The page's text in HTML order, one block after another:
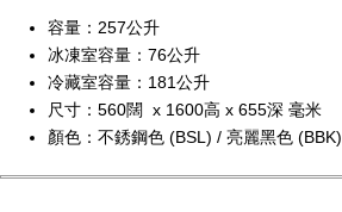
容量：257公升
冰凍室容量：76公升
冷藏室容量：181公升
尺寸：560闊 x 1600高 x 655深 毫米
顏色：不銹鋼色 (BSL) / 亮麗黑色 (BBK)